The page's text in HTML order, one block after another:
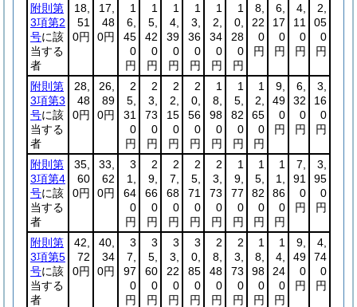
附則第
3項第2
号に該
当する
者
18,
51
0円
17,
48
0円
1
6,
45
0
円
1
5,
42
0
円
1
4,
39
0
円
1
3,
36
0
円
1
2,
34
0
円
1
0,
28
0
円
8,
22
0
円
6,
17
0
円
4,
11
0
円
2,
05
0
円
附則第
3項第3
号に該
当する
者
28,
48
0円
26,
89
0円
2
5,
31
0
円
2
3,
73
0
円
2
2,
15
0
円
2
0,
56
0
円
1
8,
98
0
円
1
5,
82
0
円
1
2,
65
0
円
9,
49
0
円
6,
32
0
円
3,
16
0
円
附則第
3項第4
号に該
当する
者
35,
60
0円
33,
62
0円
3
1,
64
0
円
2
9,
66
0
円
2
7,
68
0
円
2
5,
71
0
円
2
3,
73
0
円
1
9,
77
0
円
1
5,
82
0
円
1
1,
86
0
円
7,
91
0
円
3,
95
0
円
附則第
3項第5
号に該
当する
者
42,
72
0円
40,
34
0円
3
7,
97
0
円
3
5,
60
0
円
3
3,
22
0
円
3
0,
85
0
円
2
8,
48
0
円
2
3,
73
0
円
1
8,
98
0
円
1
4,
24
0
円
9,
49
0
円
4,
74
0
円